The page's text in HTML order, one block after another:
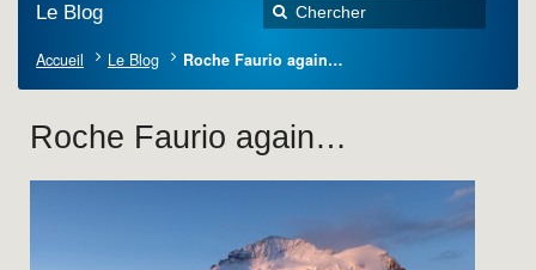
Le Blog
Accueil Le Blog Roche Faurio again…
Roche Faurio again…